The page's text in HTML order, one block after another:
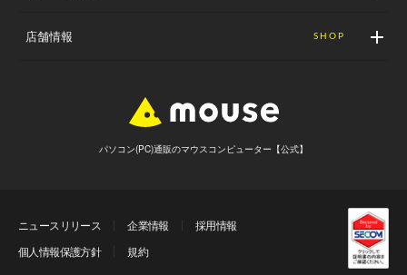
店舗情報 SHOP
パソコン(PC)通販のマウスコンピューター【公式】
ニュースリリース 企業情報
採用情報
個人情報保護方針
規約